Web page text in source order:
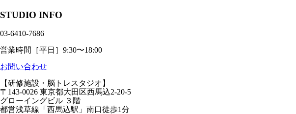
STUDIO INFO
03-6410-7686
営業時間［平日］9:30〜18:00
お問い合わせ
【研修施設・脳トレスタジオ】
〒143-0026 東京都大田区西馬込2-20-5
グローイングビル ３階
都営浅草線「西馬込駅」南口徒歩1分